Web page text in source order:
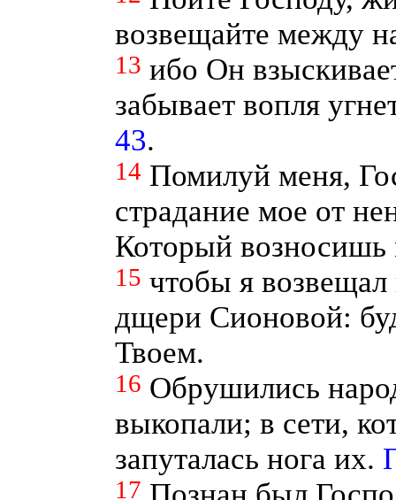
возвещайте между
13 ибо Он
забывает вопля
43.
14 Помилуй меня,
страдание мое от
Который возносишь
15 чтобы я возвещал
дщери Сионовой:
Твоем.
16 Обрушились
выкопали; в сети,
запуталась нога их.
17